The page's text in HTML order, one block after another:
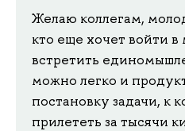
Желаю коллегам,
кто еще хочет войти в
встретить
можно легко и
постановку задачи, к
прилететь за тысячи